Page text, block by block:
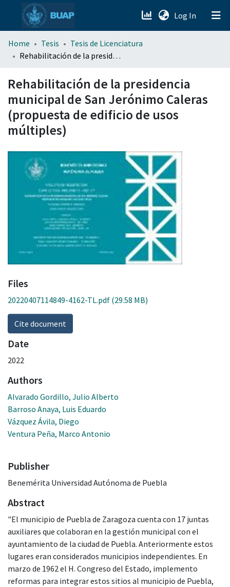
Log In (current)
menu.section.about_menu
Home Tesis
Tesis de Licenciatura
Rehabilitación de la presidencia municipal de San Jerónimo Caleras (propuesta de edificio de usos múltiples)
Rehabilitación de la presidencia
municipal de San Jerónimo Caleras
(propuesta de edificio de usos
múltiples)
Files
20220407114849-4162-TL.pdf (29.58 MB)
Cite document
Date
2022
Authors
Alvarado Gordillo, Julio Alberto
Barroso Anaya, Luis Eduardo
Vázquez Ávila, Diego
Ventura Peña, Marco Antonio
Publisher
Benemérita Universidad Autónoma de Puebla
Abstract
"El municipio de Puebla de Zaragoza cuenta con 17 juntas
auxiliares que colaboran en la gestión municipal con el
ayuntamiento de la ciudad de Puebla. Anteriormente estos
lugares eran considerados municipios independientes. En
marzo de 1962 el H. Congreso del Estado, implemento
reformas para integrar estos sitios al municipio de Puebla,